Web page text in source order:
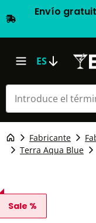
Envío
ES
Fabricante
Terra Aqua Blue
Sale %